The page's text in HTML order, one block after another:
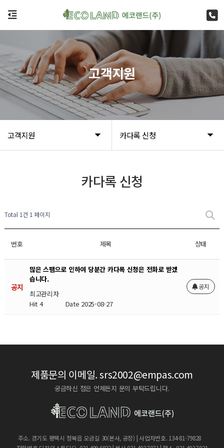
고객지원 카다록 신청
고객지원
카다록 신청
Total 1건 1 페이지
번호 제목 상태
공지
많은 스팸으로 인하여 당분간 카다록 신청은 전화로 받겠
습니다.
최고관리자
Hit 4 Date 2025-08-27
공지
제품문의 이메일.srs2002@empas.com
궁금하신 점은 언제든지 문의 부탁드립니다.
주소. 경기도 평택시 청북읍 오금길 30(본사, 공장) | 사업자번호. 134-81-79828